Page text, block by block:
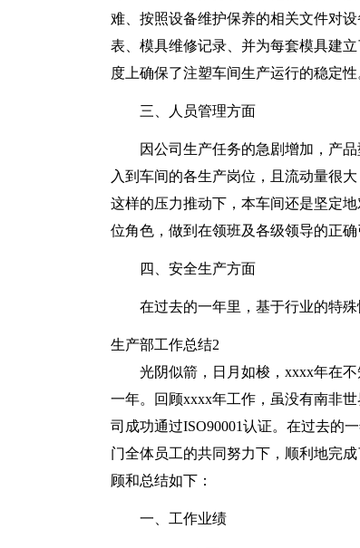
难、按照设备维护保养的相关文件对
表、模具维修记录、并为每套模具建
度上确保了注塑车间生产运行的稳定性
三、人员管理方面
因公司生产任务的急剧增加，产
入到车间的各生产岗位，且流动量很
这样的压力推动下，本车间还是坚定
位角色，做到在领班及各级领导的正
四、安全生产方面
在过去的一年里，基于行业的特
生产部工作总结2
光阴似箭，日月如梭，xxxx年在
一年。回顾xxxx年工作，虽没有南非
司成功通过ISO90001认证。在过去的
门全体员工的共同努力下，顺利地完
顾和总结如下：
一、工作业绩